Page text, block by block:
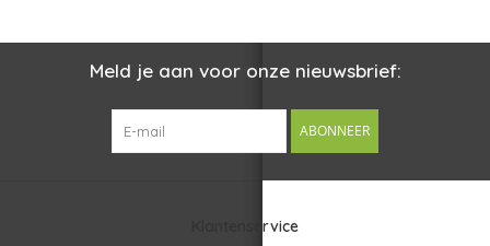
Meld je aan voor onze nieuwsbrief:
ABONNEER
Klantenservice